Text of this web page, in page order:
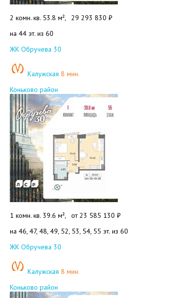
2 комн. кв. 53.8 м², 29 293 830 ₽
на 44 эт. из 60
Добавить в избранное
ЖК Обручева 30
Калужская 8 мин.
Коньково район
1 комн. кв. 39.6 м², от23 585 130 ₽
на 46, 47, 48, 49, 52, 53, 54, 55 эт. из 60
Добавить в избранное
ЖК Обручева 30
Калужская 8 мин.
Коньково район